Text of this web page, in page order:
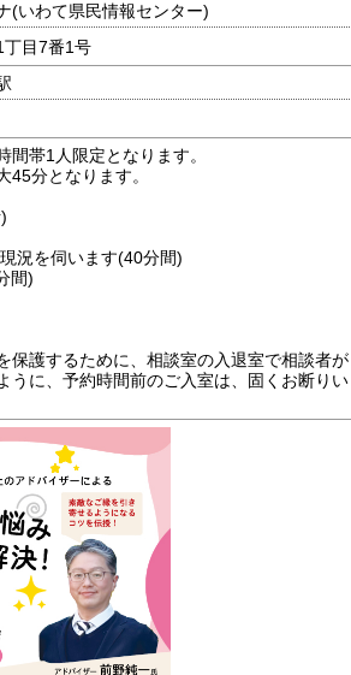
(いわて県民情報センター)
丁目7番1号
間帯1人限定となります。
45分となります。
況を伺います(40分間)
間)
保護するために、相談室の入退室で相談者が
うに、予約時間前のご入室は、固くお断りい